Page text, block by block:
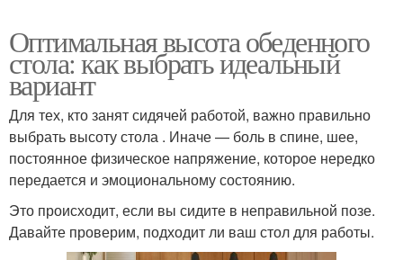
Оптимальная высота обеденного
стола: как выбрать идеальный
вариант
Для тех, кто занят сидячей работой, важно правильно
выбрать высоту стола . Иначе — боль в спине, шее,
постоянное физическое напряжение, которое нередко
передается и эмоциональному состоянию.
Это происходит, если вы сидите в неправильной позе.
Давайте проверим, подходит ли ваш стол для работы.